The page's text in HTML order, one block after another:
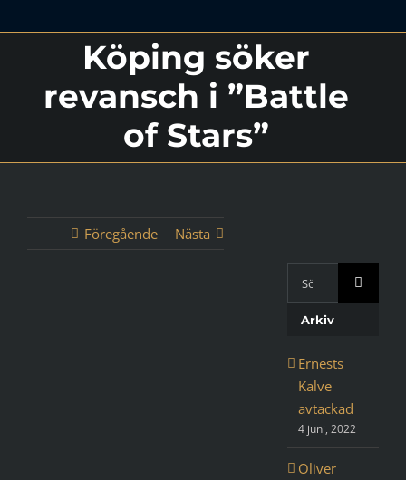
Köping söker
revansch i ”Battle
of Stars”
Föregående Nästa
Google:
Arkiv
Ernests
Kalve
avtackad
4 juni, 2022
Oliver